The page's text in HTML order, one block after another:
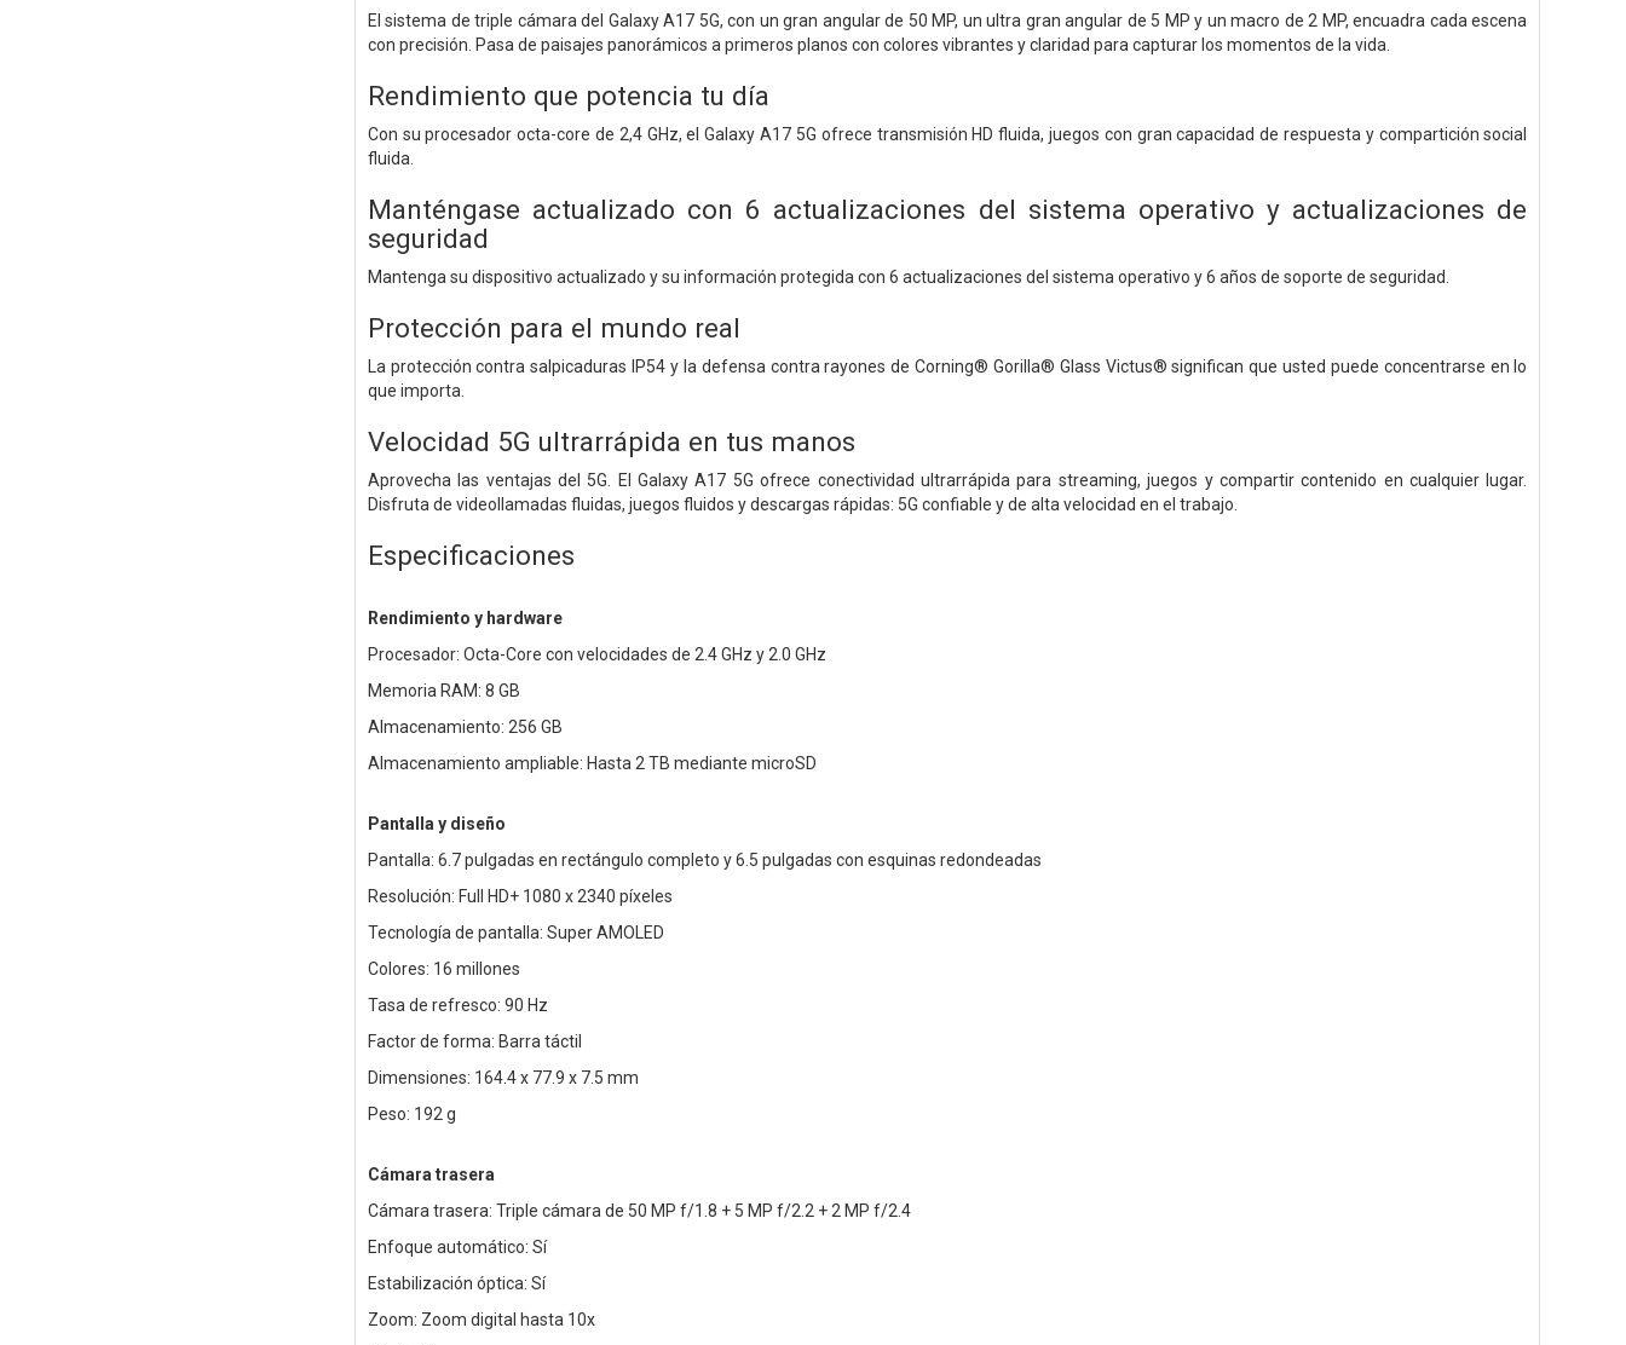
El sistema de triple cámara del Galaxy A17 5G, con un gran angular de 50 MP, un ultra gran angular de 5 MP y un macro de 2 MP, encuadra cada escena
con precisión. Pasa de paisajes panorámicos a primeros planos con colores vibrantes y claridad para capturar los momentos de la vida.
Rendimiento que potencia tu día
Con su procesador octa-core de 2,4 GHz, el Galaxy A17 5G ofrece transmisión HD fluida, juegos con gran capacidad de respuesta y compartición social
fluida.
Manténgase actualizado con 6 actualizaciones del sistema operativo y actualizaciones de
seguridad
Mantenga su dispositivo actualizado y su información protegida con 6 actualizaciones del sistema operativo y 6 años de soporte de seguridad.
Protección para el mundo real
La protección contra salpicaduras IP54 y la defensa contra rayones de Corning® Gorilla® Glass Victus® significan que usted puede concentrarse en lo
que importa.
Velocidad 5G ultrarrápida en tus manos
Aprovecha las ventajas del 5G. El Galaxy A17 5G ofrece conectividad ultrarrápida para streaming, juegos y compartir contenido en cualquier lugar.
Disfruta de videollamadas fluidas, juegos fluidos y descargas rápidas: 5G confiable y de alta velocidad en el trabajo.
Especificaciones
Rendimiento y hardware
Procesador: Octa-Core con velocidades de 2.4 GHz y 2.0 GHz
Memoria RAM: 8 GB
Almacenamiento: 256 GB
Almacenamiento ampliable: Hasta 2 TB mediante microSD
Pantalla y diseño
Pantalla: 6.7 pulgadas en rectángulo completo y 6.5 pulgadas con esquinas redondeadas
Resolución: Full HD+ 1080 x 2340 píxeles
Tecnología de pantalla: Super AMOLED
Colores: 16 millones
Tasa de refresco: 90 Hz
Factor de forma: Barra táctil
Dimensiones: 164.4 x 77.9 x 7.5 mm
Peso: 192 g
Cámara trasera
Cámara trasera: Triple cámara de 50 MP f/1.8 + 5 MP f/2.2 + 2 MP f/2.4
Enfoque automático: Sí
Estabilización óptica: Sí
Zoom: Zoom digital hasta 10x